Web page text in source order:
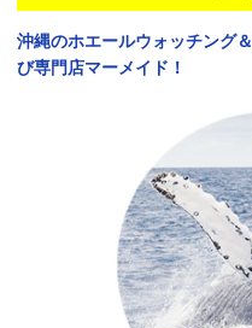
沖縄のホエールウォッチング＆
び専門店マーメイド！